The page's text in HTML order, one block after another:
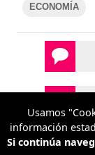
ECONOMÍA
Usamos
información
Si continúa